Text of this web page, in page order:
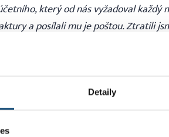
Detaily
který od nás vyžadoval každý
a posílali mu je poštou. Ztratili
byl superdrahý. Našli jsme si
si sám vyexportuje faktury a
do cloudové služby uloží každý
čemu nám faktura za účetnictví
100 faktur za měsíc, je od nás